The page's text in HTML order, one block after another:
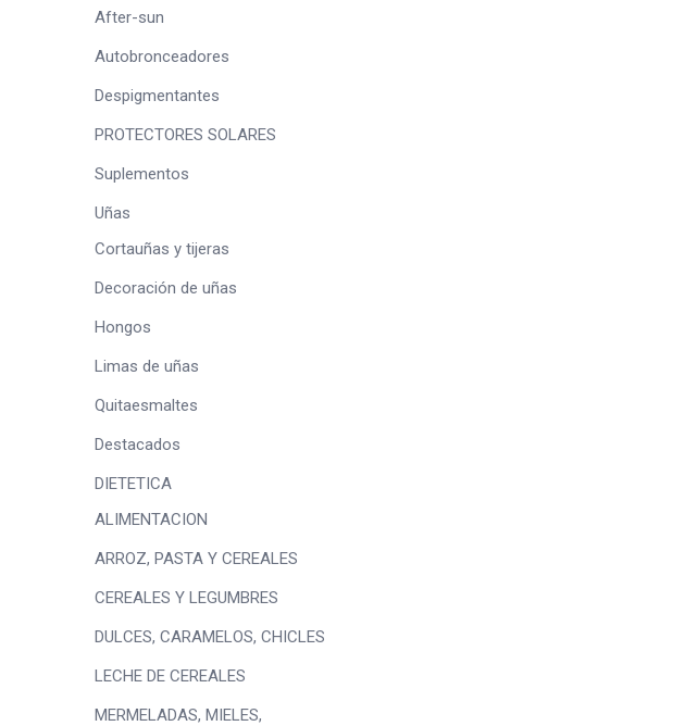
After-sun
Autobronceadores
Despigmentantes
PROTECTORES SOLARES
Suplementos
Uñas
Cortauñas y tijeras
Decoración de uñas
Hongos
Limas de uñas
Quitaesmaltes
Destacados
DIETETICA
ALIMENTACION
ARROZ, PASTA Y CEREALES
CEREALES Y LEGUMBRES
DULCES, CARAMELOS, CHICLES
LECHE DE CEREALES
MERMELADAS, MIELES,